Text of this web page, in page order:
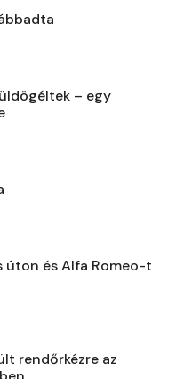
– egy
úton és Alfa Romeo-t
rendőrkézre az